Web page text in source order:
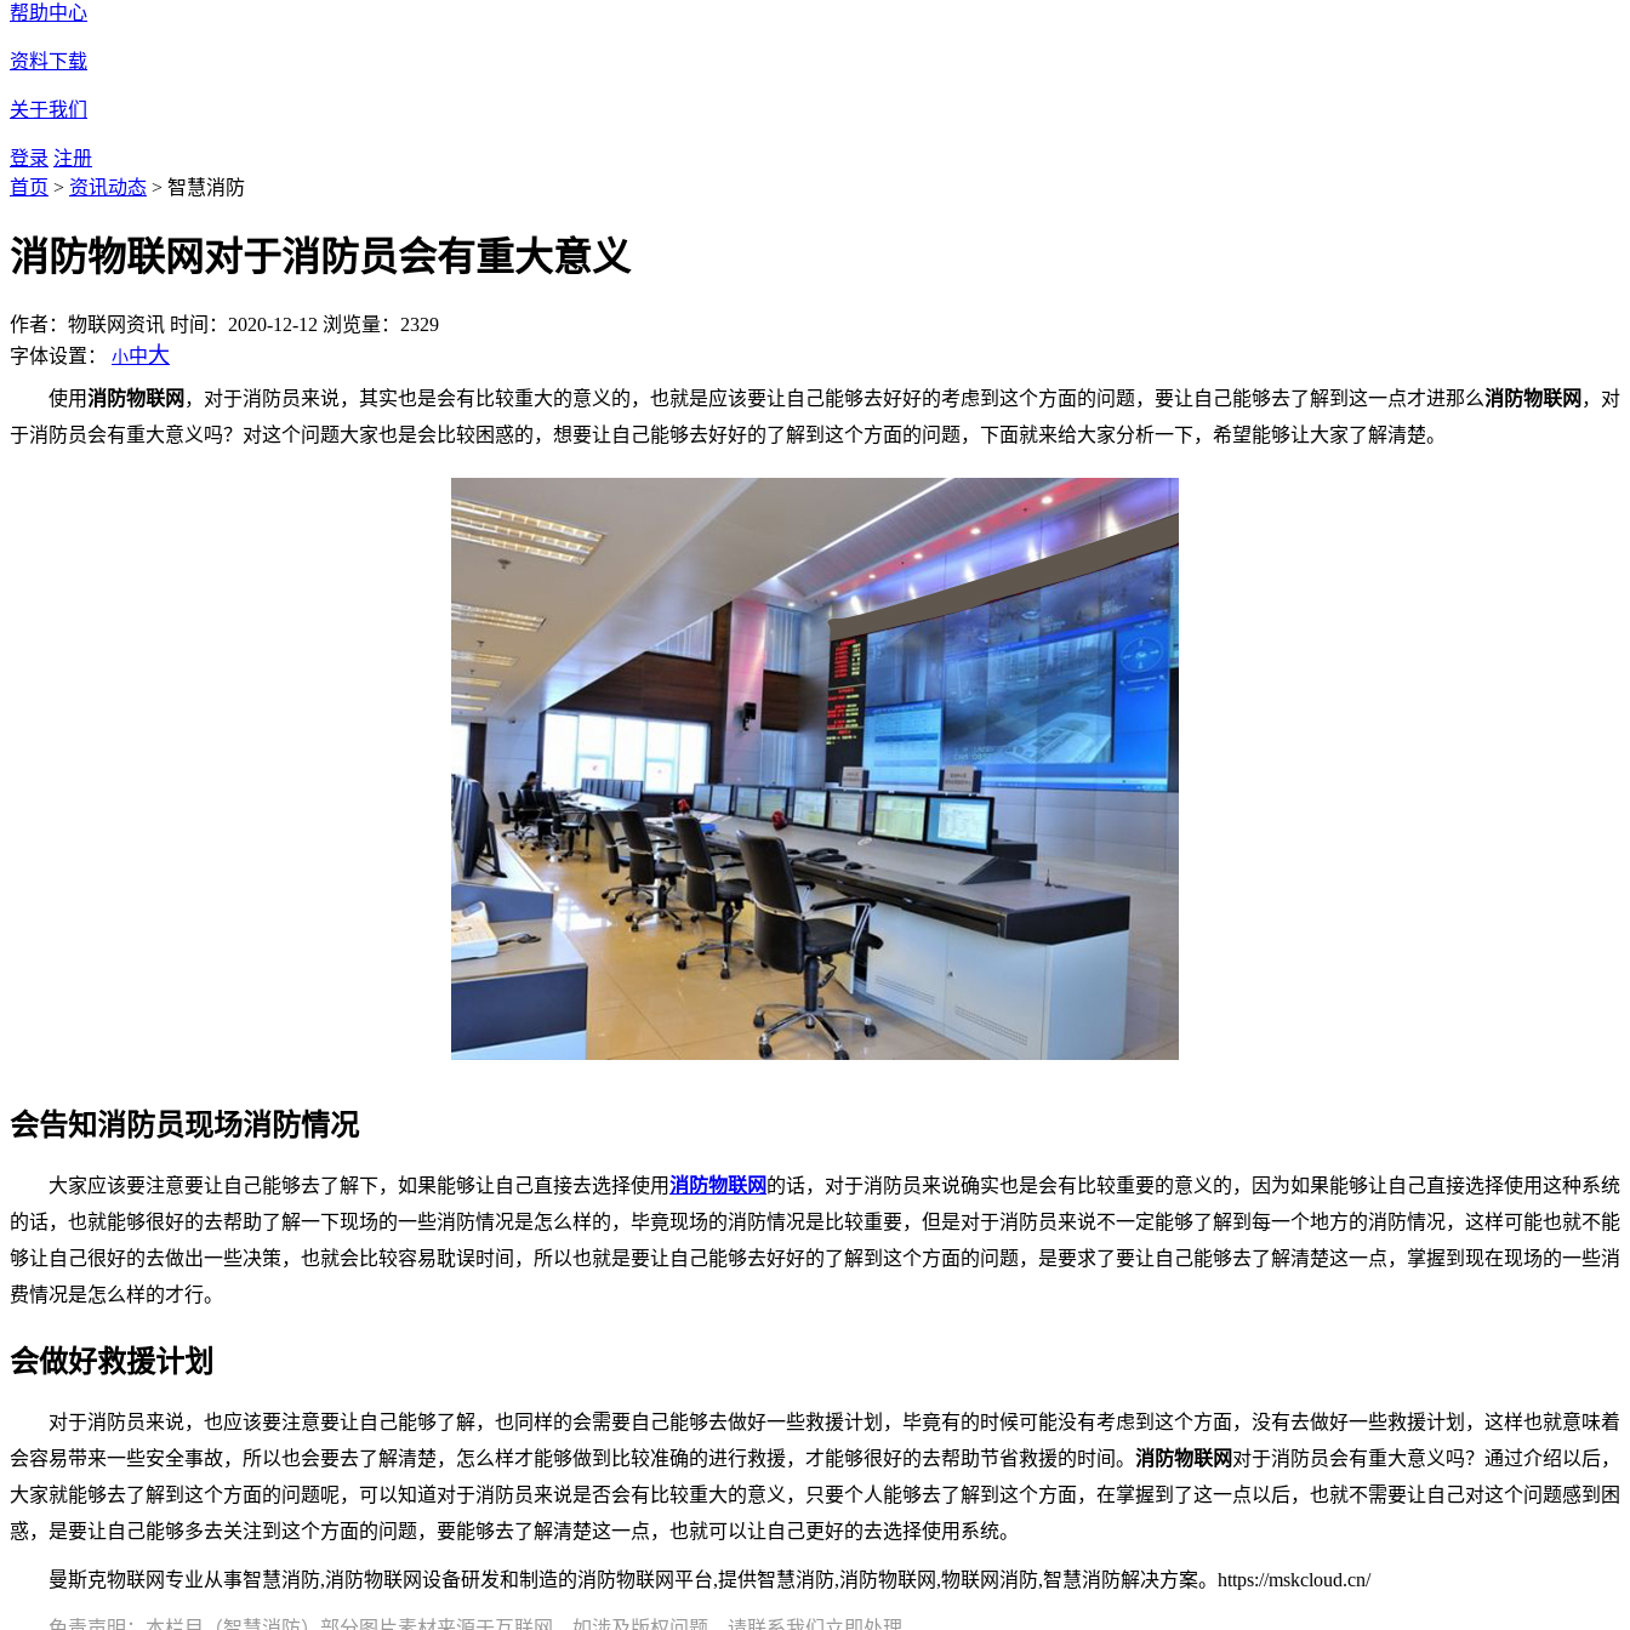
帮助中心
资料下载
关于我们
登录 注册
首页 > 资讯动态 > 智慧消防
消防物联网对于消防员会有重大意义
作者：物联网资讯 时间：2020-12-12 浏览量：2329
字体设置： 小中大
使用消防物联网 ，对于消防员来说，其实也是会有比较重大的意义的，也就是应该要让自己能够去好好的考虑到这个方面的问题，要让自己能够去了解到这一点才进那么消防物联网 ，对
于消防员会有重大意义吗？对这个问题大家也是会比较困惑的，想要让自己能够去好好的了解到这个方面的问题，下面就来给大家分析一下，希望能够让大家了解清楚。
会告知消防员现场消防情况
大家应该要注意要让自己能够去了解下，如果能够让自己直接去选择使用消防物联网的话，对于消防员来说确实也是会有比较重要的意义的，因为如果能够让自己直接选择使用这种系统
的话，也就能够很好的去帮助了解一下现场的一些消防情况是怎么样的，毕竟现场的消防情况是比较重要，但是对于消防员来说不一定能够了解到每一个地方的消防情况，这样可能也就不能
够让自己很好的去做出一些决策，也就会比较容易耽误时间，所以也就是要让自己能够去好好的了解到这个方面的问题，是要求了要让自己能够去了解清楚这一点，掌握到现在现场的一些消
费情况是怎么样的才行。
会做好救援计划
对于消防员来说，也应该要注意要让自己能够了解，也同样的会需要自己能够去做好一些救援计划，毕竟有的时候可能没有考虑到这个方面，没有去做好一些救援计划，这样也就意味着
会容易带来一些安全事故，所以也会要去了解清楚，怎么样才能够做到比较准确的进行救援，才能够很好的去帮助节省救援的时间。 消防物联网对于消防员会有重大意义吗？通过介绍以后，
大家就能够去了解到这个方面的问题呢，可以知道对于消防员来说是否会有比较重大的意义，只要个人能够去了解到这个方面，在掌握到了这一点以后，也就不需要让自己对这个问题感到困
惑，是要让自己能够多去关注到这个方面的问题，要能够去了解清楚这一点，也就可以让自己更好的去选择使用系统。
曼斯克物联网专业从事智慧消防,消防物联网设备研发和制造的消防物联网平台,提供智慧消防,消防物联网,物联网消防,智慧消防解决方案。https://mskcloud.cn/